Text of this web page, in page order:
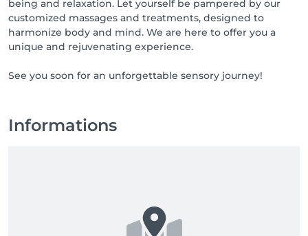
being and relaxation. Let yourself be pampered by our
customized massages and treatments, designed to
harmonize body and mind. We are here to offer you a
unique and rejuvenating experience.
See you soon for an unforgettable sensory journey!
Informations